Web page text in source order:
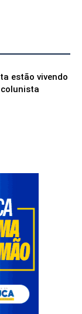
estão vivendo